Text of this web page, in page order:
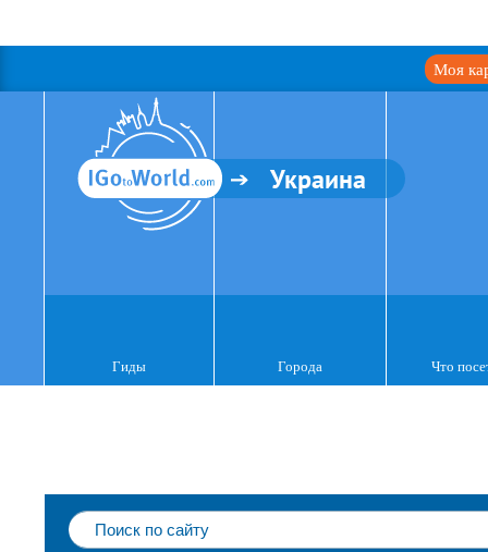
Моя
Украина
Гиды Города Что